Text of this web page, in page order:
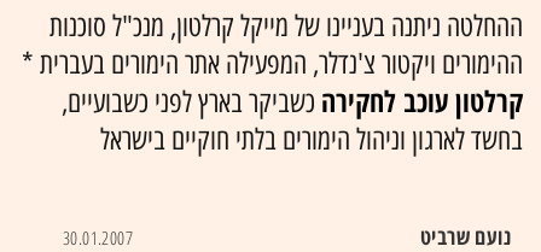
ההחלטה ניתנה בעניינו של מייקל קרלטון, מנכ"ל סוכנות
ההימורים ויקטור צ'נדלר, המפעילה אתר הימורים בעברית *
קרלטון עוכב לחקירה כשביקר בארץ לפני כשבועיים,
בחשד לארגון וניהול הימורים בלתי חוקיים בישראל
נועם שרביט‏ 30.01.2007